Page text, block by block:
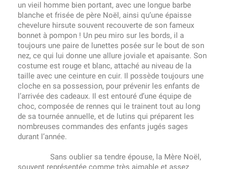
un vieil homme bien portant, avec une longue barbe
blanche et frisée de père Noël, ainsi qu’une épaisse
chevelure hirsute souvent recouverte de son fameux
bonnet à pompon ! Un peu miro sur les bords, il a
toujours une paire de lunettes posée sur le bout de son
nez, ce qui lui donne une allure joviale et apaisante. Son
costume est rouge et blanc, attaché au niveau de la
taille avec une ceinture en cuir. Il possède toujours une
cloche en sa possession, pour prévenir les enfants de
l’arrivée des cadeaux. Il est entouré d’une équipe de
choc, composée de rennes qui le trainent tout au long
de sa tournée annuelle, et de lutins qui préparent les
nombreuses commandes des enfants jugés sages
durant l’année.
Sans oublier sa tendre épouse, la Mère Noël,
souvent représentée comme très aimable et assez